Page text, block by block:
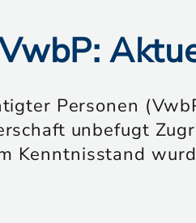
Personen
unbefugt
Kenntnisstand